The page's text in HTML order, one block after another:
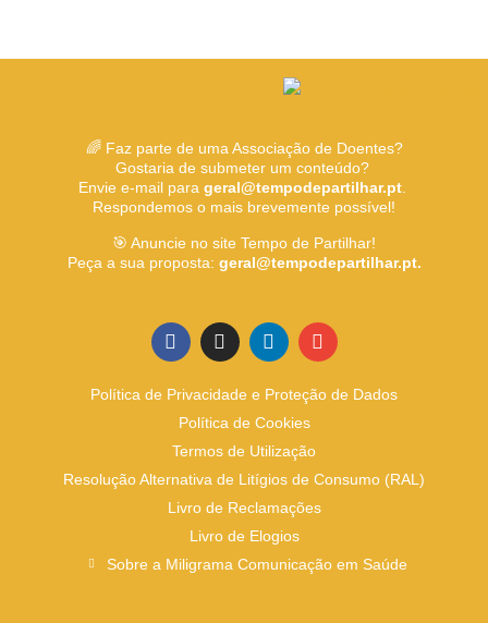
🌈 Faz parte de uma Associação de Doentes?
Gostaria de submeter um conteúdo?
Envie e-mail para geral@tempodepartilhar.pt.
Respondemos o mais brevemente possível!
🎯 Anuncie no site Tempo de Partilhar!
Peça a sua proposta: geral@tempodepartilhar.pt.
Política de Privacidade e Proteção de Dados
Política de Cookies
Termos de Utilização
Resolução Alternativa de Litígios de Consumo (RAL)
Livro de Reclamações
Livro de Elogios
Sobre a Miligrama Comunicação em Saúde